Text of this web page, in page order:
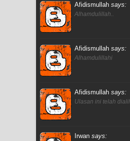
Afidismullah says:
Alhamdulillah..
Afidismullah says:
Alhamdulillahi
Afidismullah says:
Ulasan ini telah
Irwan says: